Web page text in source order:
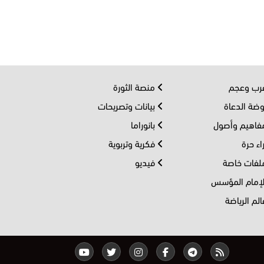
وعجم
الدعاة
وأصول
حرة
خاصة
المؤسس
الرياضة
منصة الثورة
بيانات وتصريحات
بانوراما
فكرية وتربوية
فيديو